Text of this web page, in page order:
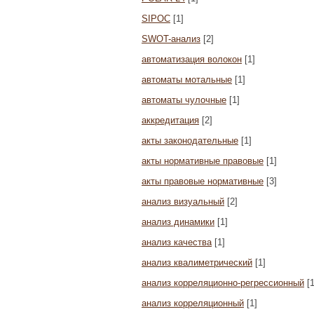
SIPOC [1]
SWOT-анализ [2]
автоматизация волокон [1]
автоматы мотальные [1]
автоматы чулочные [1]
аккредитация [2]
акты законодательные [1]
акты нормативные правовые [1]
акты правовые нормативные [3]
анализ визуальный [2]
анализ динамики [1]
анализ качества[1]
анализ квалиметрический [1]
анализ корреляционно-регрессионный
анализ корреляционный [1]